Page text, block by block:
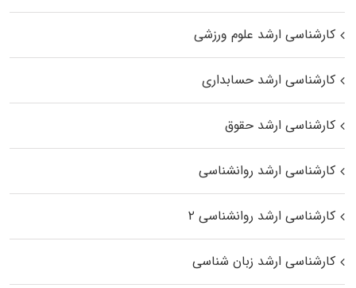
کارشناسی ارشد علوم ورزشی
کارشناسی ارشد حسابداری
کارشناسی ارشد حقوق
کارشناسی ارشد روانشناسی
کارشناسی ارشد روانشناسی ۲
کارشناسی ارشد زبان شناسی